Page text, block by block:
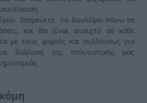
δεσμεύετε να δουλέψει πάνω σε
και θα είναι ανοιχτό σε κάθε
με τους φορείς και συλλόγους για
διάδοση της πολιτιστικής μας